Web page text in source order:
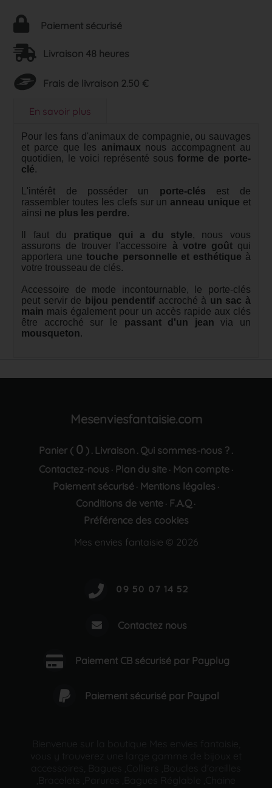
Paiement sécurisé
Livraison 48 heures
Frais de livraison 2.50 €
En savoir plus
Pour les fans d'animaux de compagnie, ou sauvages
et parce que les animaux nous accompagnent au
quotidien, le voici représenté sousforme de porte-
clé.
L'intérêt de posséder un porte-clés est de
rassembler toutes les clefs sur un anneau unique et
ainsi ne plus les perdre.
Il faut du pratique qui a du style, nous vous
assurons de trouver l'accessoire à votre goûtqui
apportera unetouche personnelle et esthétique à
votre trousseau de clés.
Accessoire de mode incontournable, le porte-clés
peut servir de bijou pendentif accroché à un sac à
main mais également pour un accès rapide aux clés
être accroché sur le passant d'un jean via un
mousqueton.
Mesenviesfantaisie.com
Panier ( 0 ) . Livraison . Qui sommes-nous ? .
Contactez-nous · Plan du site· Mon compte·
Paiement sécurisé· Mentions légales ·
Conditions de vente · F.A.Q ·
Préférence des cookies
Mes envies fantaisie © 2026
Contactez nous
Paiement CB sécurisé par Payplug
Paiement sécurisé par Paypal